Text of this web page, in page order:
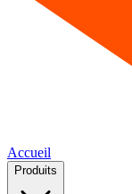
Accueil
Produits